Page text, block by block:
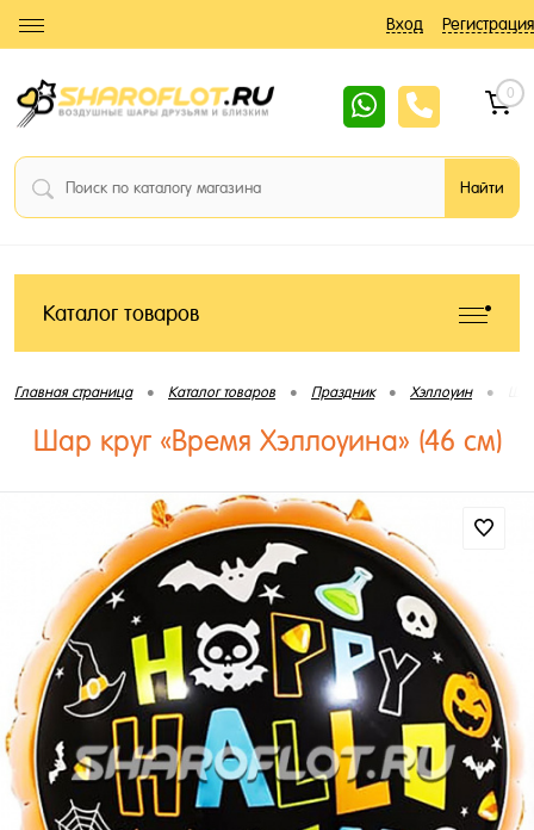
Вход Регистрация
0
Каталог товаров
Главная страница • Каталог товаров • Праздник • Хэллоуин •
Шар круг «Время Хэллоуина» (46 см)